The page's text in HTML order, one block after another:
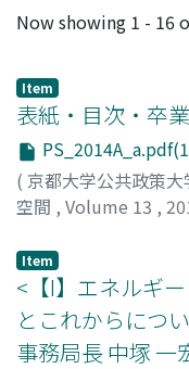
Recent
Now showing 1 - 16
Item
表紙・目次・卒
( 京都大学公共政策
空間 , Volume 13 ,
Item
<【I】エネルギ
とこれからにつ
事務局長 中塚 一